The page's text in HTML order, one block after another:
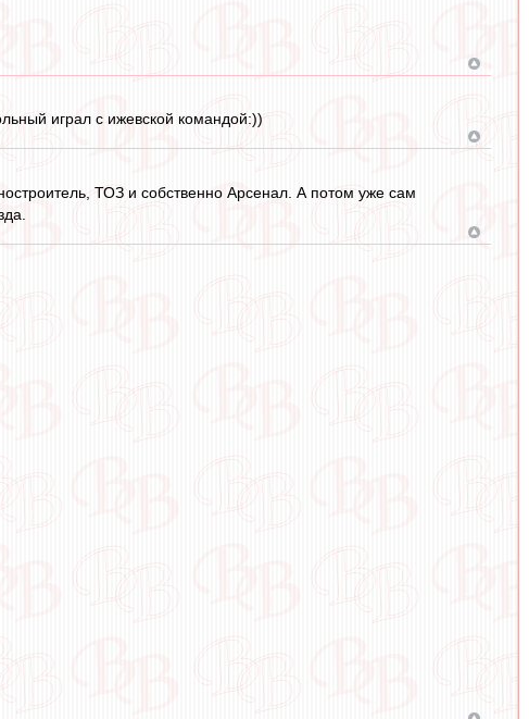
играл с ижевской командой:))
ТОЗ и собственно Арсенал. А потом уже сам